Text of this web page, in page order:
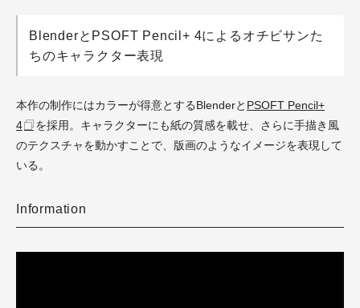
BlenderとPSOFT Pencil+ 4によるオチビサンた
ちのキャラクター表現
本作の制作にはカラーが得意とするBlenderと PSOFT Pencil+
4
を採用。キャラクターにも紙の質感を載せ、さらに手描き風
のテクスチャを動かすことで、版画のようなイメージを表現して
いる。
Information